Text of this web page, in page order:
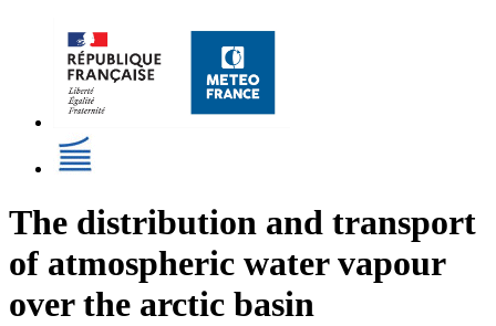
The distribution and transport
of atmospheric water vapour
over the arctic basin